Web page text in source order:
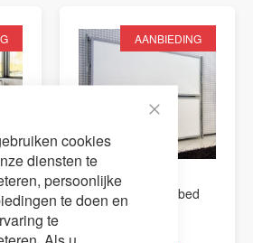
Cookie
cookies
diensten te
persoonlijke
te doen en
te
AANBIEDING
Stapelbed opklapbed
Castello Deluxe.